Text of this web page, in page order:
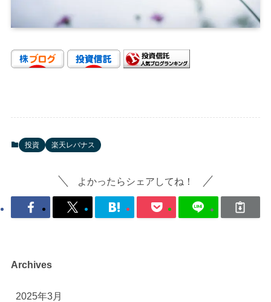
投資 楽天レバナス
よかったらシェアしてね！
Archives
2025年3月